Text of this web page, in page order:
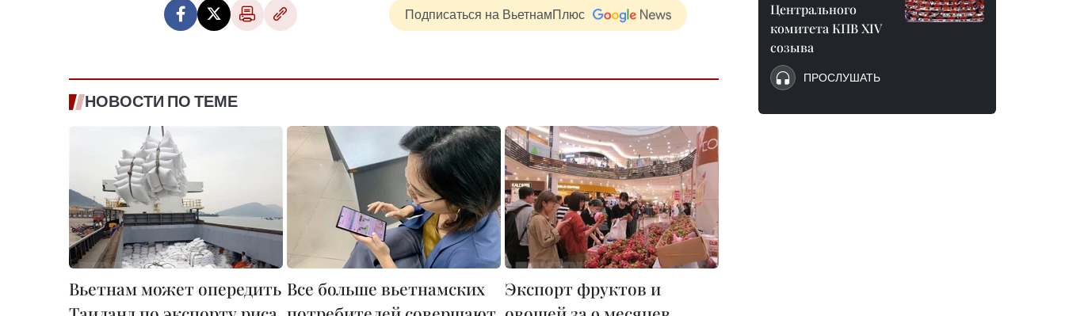
Подписаться на ВьетнамПлюс
НОВОСТИ ПО ТЕМЕ
Вьетнам может опередить Все больше вьетнамских
Экспорт фруктов и
Центрального
комитета КПВ XIV
созыва
ПРОСЛУШАТЬ